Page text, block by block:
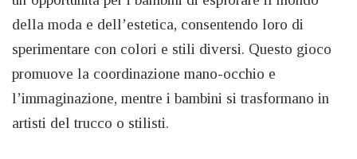
della moda e dell’estetica, consentendo loro di
sperimentare con colori e stili diversi. Questo gioco
promuove la coordinazione mano-occhio e
l’immaginazione, mentre i bambini si trasformano in
artisti del trucco o stilisti.